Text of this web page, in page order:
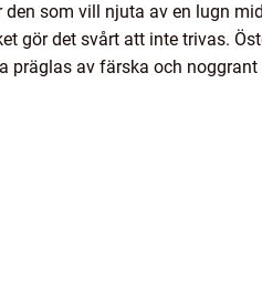
den som vill njuta av en lugn
gör det svårt att inte trivas.
präglas av färska och noggrant